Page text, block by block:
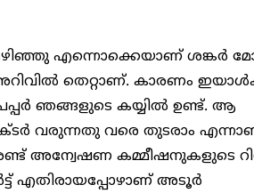
എന്നൊക്കെയാണ് ശങ്കർ
തെറ്റാണ്. കാരണം
ഞങ്ങളുടെ കയ്യിൽ ഉണ്ട്. ആ
വരുന്നതു വരെ തുടരാം
അന്വേഷണ കമ്മീഷനുകളുടെ
എതിരായപ്പോഴാണ് അടൂർ